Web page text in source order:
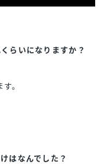
らいになりますか？
。
はなんでした？